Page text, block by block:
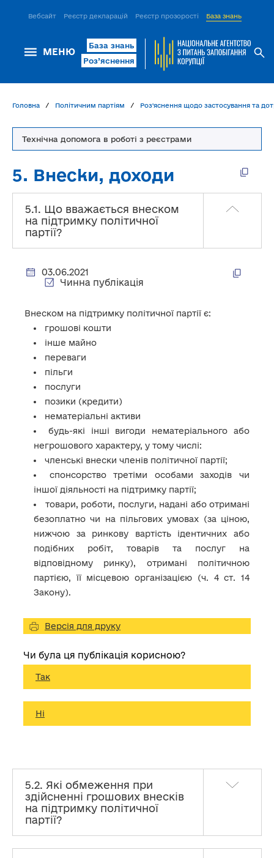
Вебсайт Реєстр декларацій Реєстр прозорості База знань
МЕНЮ
База знань
Роз’яснення
Головна Політичним партіям Роз'яснення щодо застосування та
Технічна допомога в роботі з реєстрами
5. Внески, доходи
5.1. Що вважається внеском
на підтримку політичної
партії?
03.06.2021
Чинна публікація
Внеском на підтримку політичної партії є:
грошові кошти
інше майно
переваги
пільги
послуги
позики (кредити)
нематеріальні активи
будь-які інші вигоди нематеріального або
негрошового характеру, у тому числі:
членські внески членів політичної партії;
спонсорство третіми особами заходів чи
іншої діяльності на підтримку партії;
товари, роботи, послуги, надані або отримані
безоплатно чи на пільгових умовах (за ціною,
нижчою за ринкову вартість ідентичних або
подібних робіт, товарів та послуг на
відповідному ринку), отримані політичною
партією, її місцевою організацією (ч. 4 ст. 14
Закону).
Версія для друку
Чи була ця публікація корисною?
Так
Ні
5.2. Які обмеження при
здійсненні грошових внесків
на підтримку політичної
партії?